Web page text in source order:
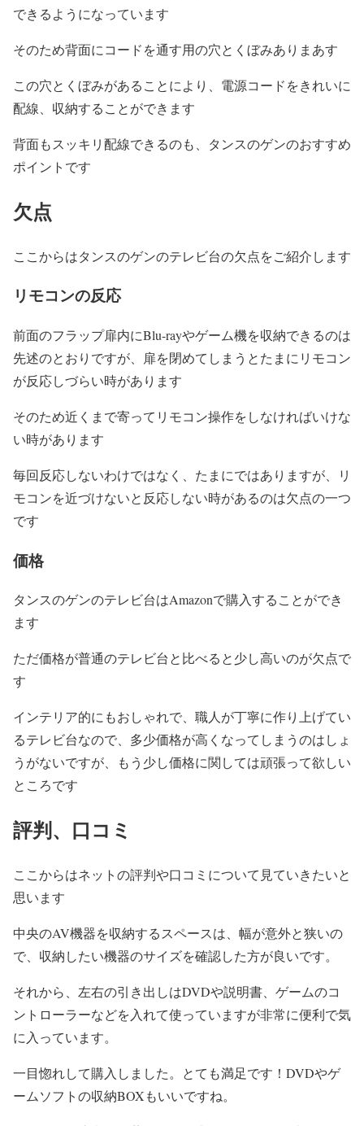
できるようになっています
そのため背面にコードを通す用の穴とくぼみありまあす
この穴とくぼみがあることにより、電源コードをきれいに
配線、収納することができます
背面もスッキリ配線できるのも、タンスのゲンのおすすめ
ポイントです
欠点
ここからはタンスのゲンのテレビ台の欠点をご紹介します
リモコンの反応
前面のフラップ扉内にBlu-rayやゲーム機を収納できるのは
先述のとおりですが、扉を閉めてしまうとたまにリモコン
が反応しづらい時があります
そのため近くまで寄ってリモコン操作をしなければいけな
い時があります
毎回反応しないわけではなく、たまにではありますが、リ
モコンを近づけないと反応しない時があるのは欠点の一つ
です
価格
タンスのゲンのテレビ台はAmazonで購入することができ
ます
ただ価格が普通のテレビ台と比べると少し高いのが欠点で
す
インテリア的にもおしゃれで、職人が丁寧に作り上げてい
るテレビ台なので、多少価格が高くなってしまうのはしょ
うがないですが、もう少し価格に関しては頑張って欲しい
ところです
評判、口コミ
ここからはネットの評判や口コミについて見ていきたいと
思います
中央のAV機器を収納するスペースは、幅が意外と狭いの
で、収納したい機器のサイズを確認した方が良いです。
それから、左右の引き出しはDVDや説明書、ゲームのコ
ントローラーなどを入れて使っていますが非常に便利で気
に入っています。
一目惚れして購入しました。とても満足です！DVDやゲ
ームソフトの収納BOXもいいですね。